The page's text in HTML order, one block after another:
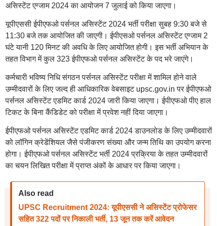
असिस्टेंट एग्जाम 2024 का आयोजन 7 जुलाई को किया जाएगा।
यूपीएससी ईपीएफओ पर्सनल असिस्टेंट 2024 भर्ती परीक्षा सुबह 9:30 बजे से
11:30 बजे तक आयोजित की जाएगी। ईपीएसओ पर्सनल असिस्टेंट एग्जाम 2
घंटे यानी 120 मिनट की अवधि के लिए आयोजित होगी। इस भर्ती अभियान के
तहत विभाग में कुल 323 ईपीएफओ पर्सनल असिस्टेंट के पद भरे जाएंगे।
कर्मचारी भविष्य निधि संगठन पर्सनल असिस्टेंट परीक्षा में शामिल होने वाले
उम्मीदवारों के लिए जल्द ही आधिकारिक वेबसाइट upsc.gov.in पर ईपीएफओ
पर्सनल असिस्टेंट एडमिट कार्ड 2024 जारी किया जाएगा। ईपीएफओ पीए हाल
टिकट के बिना कैंडिडेट को परीक्षा में प्रवेश नहीं दिया जाएगा।
ईपीएफओ पर्सनल असिस्टेंट एडमिट कार्ड 2024 डाउनलोड के लिए उम्मीदवारों
को लॉगिन क्रेडेंशियल जैसे पंजीकरण संख्या और जन्म तिथि का उपयोग करना
होगा। ईपीएफओ पर्सनल असिस्टेंट भर्ती 2024 प्रक्रिया के तहत उम्मीदवारों
का चयन लिखित परीक्षा में प्राप्त अंकों के आधार पर किया जाएगा।
Also read
UPSC Recruitment 2024: यूपीएससी ने असिस्टेंट प्रोफेसर
सहित 322 पदों पर निकाली भर्ती, 13 जून तक करें आवेदन